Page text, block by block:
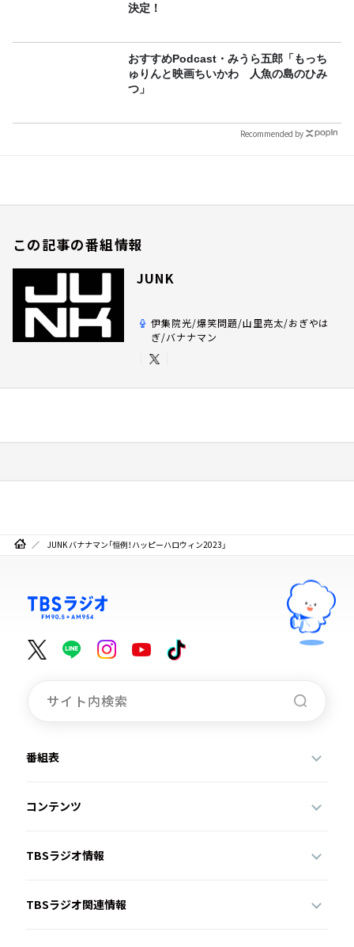
決定！
おすすめPodcast・みうら五郎「もっち
ゅりんと映画ちいかわ 人魚の島のひみ
つ」
Recommended by
この記事の番組情報
JUNK
伊集院光/爆笑問題/山里亮太/おぎやは
ぎ/バナナマン
JUNK バナナマン「恒例！ハッピーハロウィン2023」
番組表
コンテンツ
TBSラジオ情報
TBSラジオ関連情報